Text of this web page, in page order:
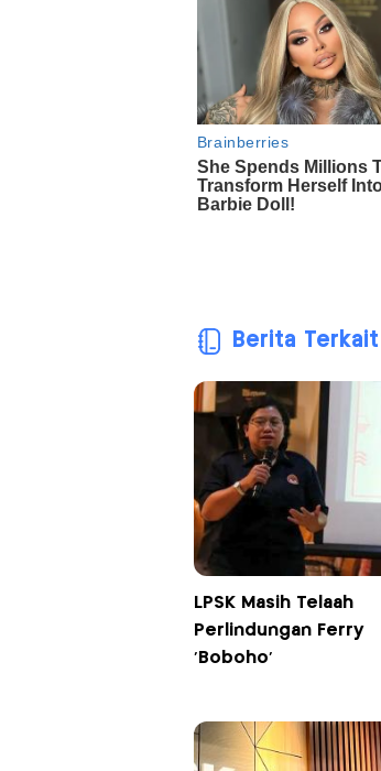
Berita Terkait
LPSK Masih Telaah
Perlindungan Ferry
'Boboho'